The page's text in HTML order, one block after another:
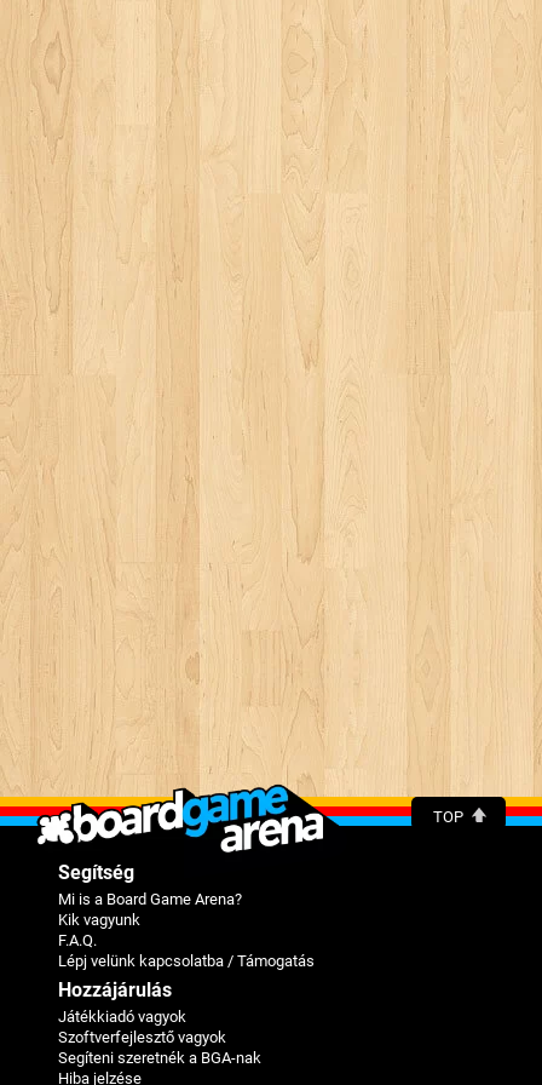
TOP
Segítség
Mi is a Board Game Arena?
Kik vagyunk
F.A.Q.
Lépj velünk kapcsolatba / Támogatás
Hozzájárulás
Játékkiadó vagyok
Szoftverfejlesztő vagyok
Segíteni szeretnék a BGA-nak
Hiba jelzése